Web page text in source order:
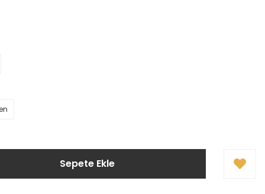
Sepete Ekle